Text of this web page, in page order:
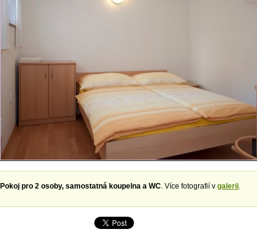
Pokoj pro 2 osoby, samostatná koupelna a WC. Více fotografií v galerii.